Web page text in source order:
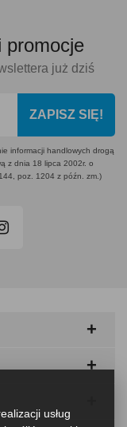
promocje
już dziś
ZAPISZ SIĘ!
informacji handlowych drogą
z dnia 18 lipca 2002r. o
poz. 1204 z późn. zm.)
usług